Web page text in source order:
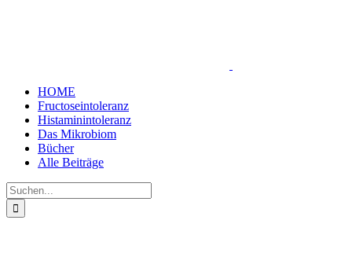
HOME
Fructoseintoleranz
Histaminintoleranz
Das Mikrobiom
Bücher
Alle Beiträge
Suche
nach: